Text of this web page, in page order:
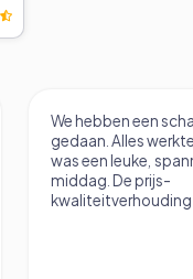
We hebben een
gedaan. Alles
was een leuke,
middag. De prijs-
kwaliteitverhouding